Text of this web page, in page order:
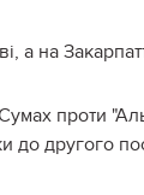
а на
проти
до другого